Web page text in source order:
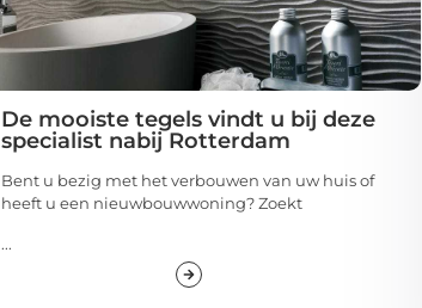
De mooiste tegels vindt u bij deze
specialist nabij Rotterdam
Bent u bezig met het verbouwen van uw huis of
heeft u een nieuwbouwwoning? Zoekt
...